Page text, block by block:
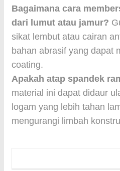
Bagaimana cara
dari lumut atau jamur?
sikat lembut atau cairan
bahan abrasif yang dapat
coating.
Apakah atap spandek
material ini dapat didaur
logam yang lebih tahan
mengurangi limbah